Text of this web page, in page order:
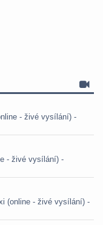
- živé vysílání) -
- živé vysílání) -
(online - živé vysílání) -